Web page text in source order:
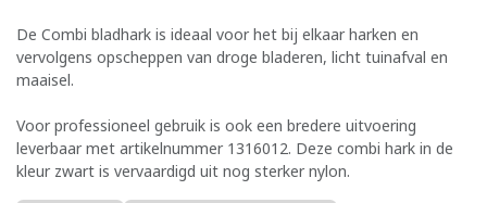
De Combi bladhark is ideaal voor het bij elkaar harken en
vervolgens opscheppen van droge bladeren, licht tuinafval en
maaisel.
Voor professioneel gebruik is ook een bredere uitvoering
leverbaar met artikelnummer 1316012. Deze combi hark in de
kleur zwart is vervaardigd uit nog sterker nylon.